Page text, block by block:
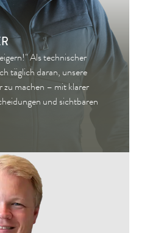
Als technischer
täglich daran, unsere
zu machen – mit klarer
und sichtbaren